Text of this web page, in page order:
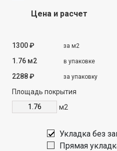
Цена и расчет
1300 ₽ за м2
1.76 м2 в упаковке
2288 ₽ за упаковку
Площадь покрытия
м2
Укладка без
Прямая